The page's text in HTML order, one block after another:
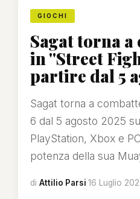
GIOCHI
Sagat torna
in "Street
partire dal 5
Sagat torna a
6 dal 5 agosto 2025
PlayStation, Xbox e
potenza della sua
di Attilio Parsi·16 Luglio